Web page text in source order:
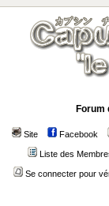
Forum
Site Facebook
Liste des
Se connecter pour